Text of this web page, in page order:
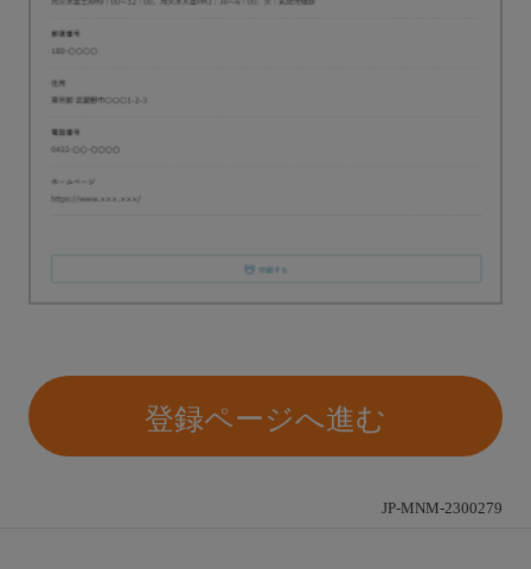
登録ページへ進む
JP-MNM-2300279